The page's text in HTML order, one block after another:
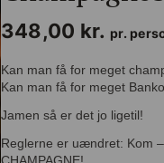
Valgfrit beløb til bar/
348,00 kr. pr.
Kan man få for meget
Kan man få for meget
Jamen så er det jo ligetil!
Reglerne er uændret: Kom
CHAMPAGNE!